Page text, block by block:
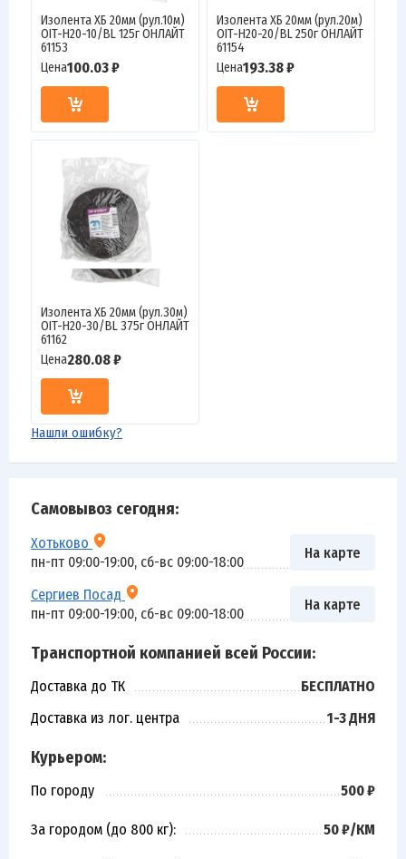
Самовывоз сегодня:
Хотьково
пн-пт 09:00-19:00, сб-вс 09:00-18:00
На карте
Сергиев Посад
пн-пт 09:00-19:00, сб-вс 09:00-18:00
На карте
Транспортной компанией всей России:
Доставка до ТК
БЕСПЛАТНО
Доставка из лог. центра
1-3 ДНЯ
Курьером:
По городу 500 ₽
За городом (до 800 кг): 50 ₽/КМ
Изолента ХБ 20мм (рул.10м)
OIT-H20-10/BL 125г ОНЛАЙТ
61153
Цена100.03 ₽
Изолента ХБ 20мм (рул.20м)
OIT-H20-20/BL 250г ОНЛАЙТ
61154
Цена193.38 ₽
Изолента ХБ 20мм (рул.30м)
OIT-H20-30/BL 375г ОНЛАЙТ
61162
Цена280.08 ₽
Нашли ошибку?